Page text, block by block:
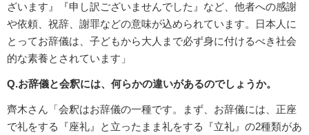
ざいます』『申し訳ございませんでした』など、他者への感謝
や依頼、祝辞、謝罪などの意味が込められています。日本人に
とってお辞儀は、子どもから大人まで必ず身に付けるべき社会
的な素養とされています」
Q.お辞儀と会釈には、何らかの違いがあるのでしょうか。
齊木さん「会釈はお辞儀の一種です。まず、お辞儀には、正座
で礼をする『座礼』と立ったまま礼をする『立礼』の2種類があ